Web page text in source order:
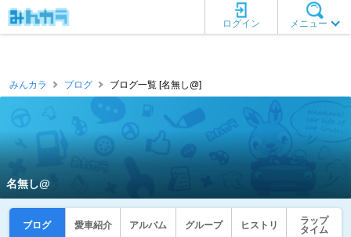
メニュー
ログイン
みんカラ ブログ ブログ一覧 [名無し@]
名無し@
ブログ 愛車紹介 アルバム グループ ヒストリ
ラップ
タイム